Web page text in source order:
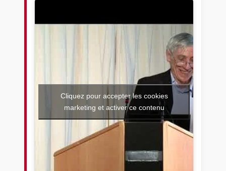
Cliquez pour accepter les cookies
marketing et activer ce contenu